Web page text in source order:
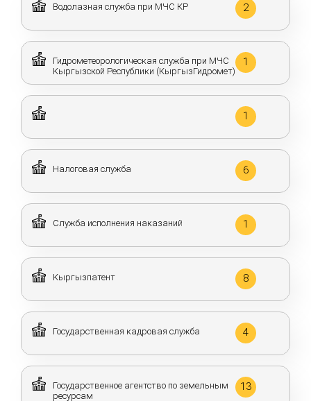
Водолазная служба при МЧС КР 2
Гидрометеорологическая служба при МЧС
Кыргызской Республики (КыргызГидромет)
1
1
Налоговая служба 6
Служба исполнения наказаний 1
Кыргызпатент 8
Государственная кадровая служба 4
Государственное агентство по земельным
ресурсам
13